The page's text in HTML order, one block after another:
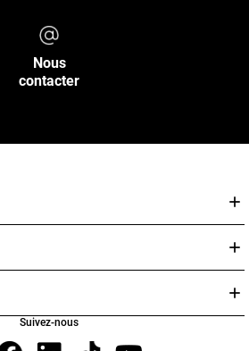
Nous
contacter
Suivez-nous